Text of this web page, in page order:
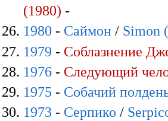
(1980) -
1980 - Саймон / Simon
1979 - Соблазнение
1976 - Следующий
1975 - Собачий
1973 - Серпико /